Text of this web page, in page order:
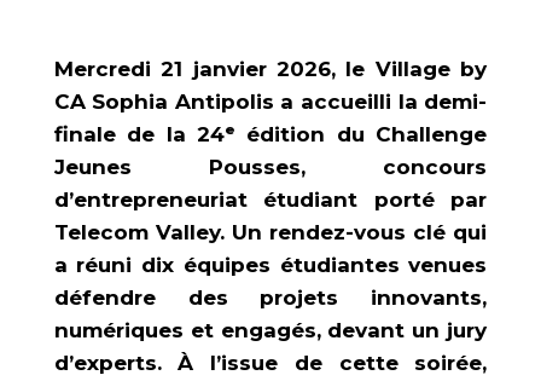
Mercredi 21 janvier 2026, le Village by
CA Sophia Antipolis a accueilli la demi-
finale de la 24ᵉ édition du Challenge
Jeunes Pousses, concours
d’entrepreneuriat étudiant porté par
Telecom Valley. Un rendez-vous clé qui
a réuni dix équipes étudiantes venues
défendre des projets innovants,
numériques et engagés, devant un jury
d’experts. À l’issue de cette soirée,